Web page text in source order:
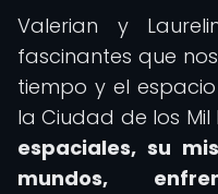
Valerian y
fascinantes que
tiempo y el
la Ciudad de los Mil
espaciales, su
mundos,